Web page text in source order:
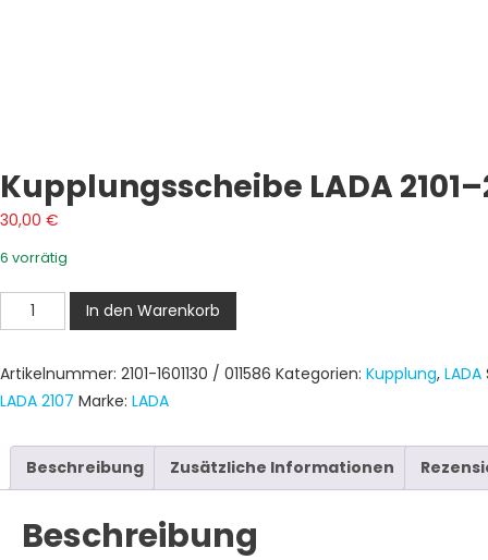
Kupplungsscheibe LADA
30,00 €
6 vorrätig
Kupplungsscheibe
LADA
2107
ohne
Menge
In den Warenkorb
Artikelnummer: 2101-1601130 / 011586 Kategorien: Kupplung, LADA
LADA 2107 Marke: LADA
Beschreibung Zusätzliche Informationen
Beschreibung